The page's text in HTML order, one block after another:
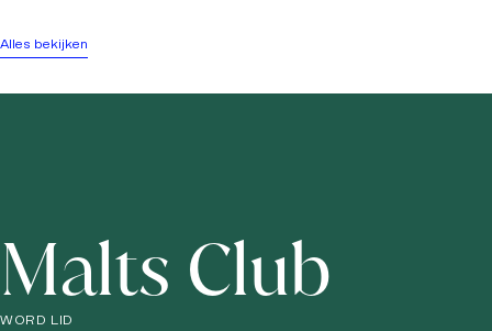
Alles bekijken
Malts Club
WORD LID